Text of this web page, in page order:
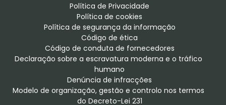
Política de Privacidade
Política de cookies
Política de segurança da informação
Código de ética
Código de conduta de fornecedores
Declaração sobre a escravatura moderna e o tráfico
humano
Denúncia de infracções
Modelo de organização, gestão e controlo nos termos
do Decreto-Lei 231